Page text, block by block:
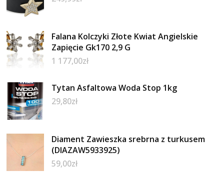
Falana Kolczyki Złote Kwiat Angielskie
Zapięcie Gk170 2,9 G
1 177,00zł
Tytan Asfaltowa Woda Stop 1kg
29,80zł
Diament Zawieszka srebrna z turkusem
(DIAZAW5933925)
59,00zł